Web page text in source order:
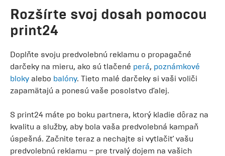
Rozšírte svoj dosah pomocou
print24
Doplňte svoju predvolebnú reklamu o propagačné
darčeky na mieru, ako sú tlačené perá, poznámkové
bloky alebo balóny. Tieto malé darčeky si vaši voliči
zapamätajú a ponesú vaše posolstvo ďalej.
S print24 máte po boku partnera, ktorý kladie dôraz na
kvalitu a služby, aby bola vaša predvolebná kampaň
úspešná. Začnite teraz a nechajte si vytlačiť vašu
predvolebnú reklamu – pre trvalý dojem na vašich